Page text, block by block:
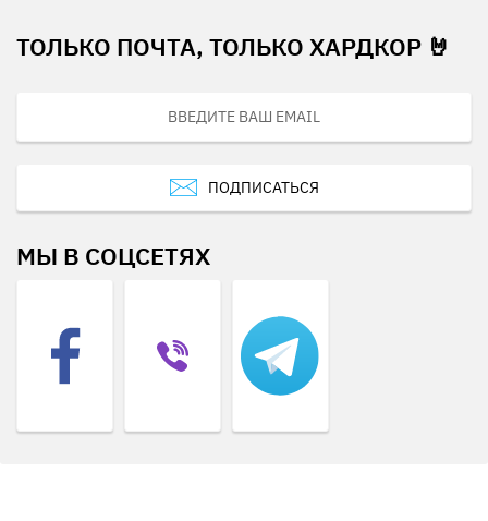
ТОЛЬКО ПОЧТА, ТОЛЬКО ХАРДКОР 🤘
ПОДПИСАТЬСЯ
МЫ В СОЦСЕТЯХ